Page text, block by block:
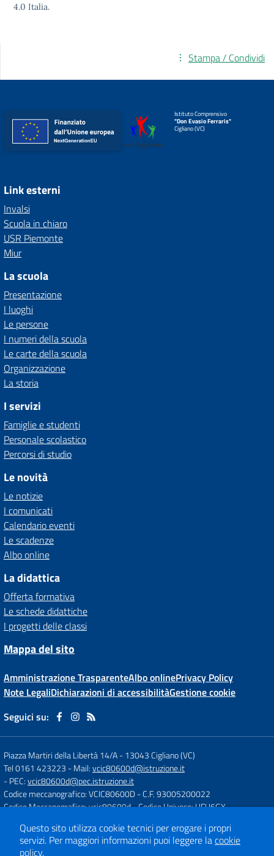
4.0 Italia.
Stampa / Condividi
Istituto Comprensivo
"Don Evasio Ferraris"
Cigliano (VC)
Link esterni
Invalsi
Scuola in chiaro
USR Piemonte
Miur
La scuola
Presentazione
I luoghi
Le persone
I numeri della scuola
Le carte della scuola
Organizzazione
La storia
I servizi
Famiglie e studenti
Personale scolastico
Percorsi di studio
Le novità
Le notizie
I comunicati
Calendario eventi
Le scadenze
Albo online
La didattica
Offerta formativa
Le schede didattiche
I progetti delle classi
Mappa del sito
Amministrazione TrasparenteAlbo onlinePrivacy Policy
Note LegaliDichiarazioni di accessibilitàGestione cookie
Seguici su:
Piazza Martiri della Libertà 14/A-13043 Cigliano (VC)
Tel 0161 423223 - Mail:vcic80600d@istruzione.it
- PEC:vcic80600d@pec.istruzione.it
Codice meccanografico: VCIC80600D- C.F. 93005200022
Codice Meccanografico: vcic80600d- Codice Univoco: UFU6GX
Concept & Design by
Designers Italia
Questo sito utilizza cookie tecnici per erogare i propri
servizi. Per maggiori informazioni puoi leggere lacookie
policy.